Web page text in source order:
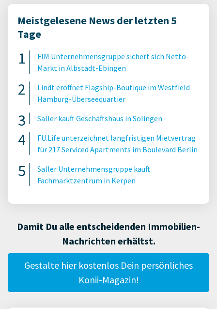
Meistgelesene News der letzten 5
Tage
FIM Unternehmensgruppe sichert sich Netto-
Markt in Albstadt-Ebingen
Lindt eröffnet Flagship-Boutique im Westfield
Hamburg-Überseequartier
Saller kauft Geschäftshaus in Solingen
FU.Life unterzeichnet langfristigen Mietvertrag
für 217 Serviced Apartments im Boulevard Berlin
Saller Unternehmensgruppe kauft
Fachmarktzentrum in Kerpen
Damit Du alle entscheidenden Immobilien-
Nachrichten erhältst.
Gestalte hier kostenlos Dein persönliches
Konii-Magazin!